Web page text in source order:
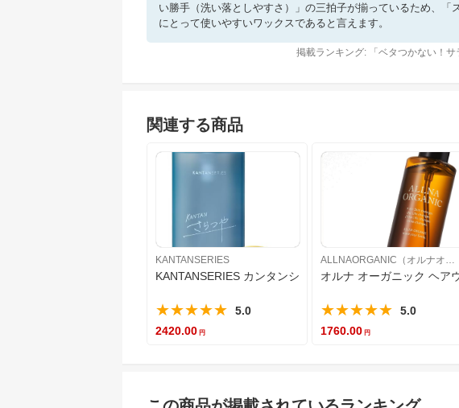
い勝手（洗い落としやすさ）」の三拍子が揃っているため、「
にとって使いやすいワックスであると言えます。
掲載ランキング: 「 ベタつかない！
関連する商品
KANTANSERIES
KANTANSERIES カンタンシリーズ さらつや ヘアオイル
★★★★★
5.0
2420.00
ALLNAORGANIC（オルナオーガニック）
オルナ オーガニック ヘア
★★★★★
5.0
1760.00